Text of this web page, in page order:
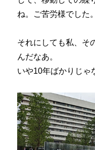
ね。ご苦労様でした。
それにしても私、そ
んだなあ。
いや10年ばかりじゃ